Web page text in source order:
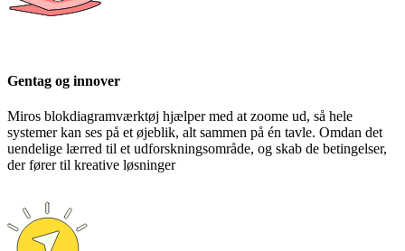
Gentag og innover
Miros blokdiagramværktøj hjælper med at zoome ud, så hele
systemer kan ses på et øjeblik, alt sammen på én tavle. Omdan det
uendelige lærred til et udforskningsområde, og skab de betingelser,
der fører til kreative løsninger